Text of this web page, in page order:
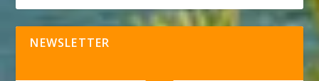
NEWSLETTER